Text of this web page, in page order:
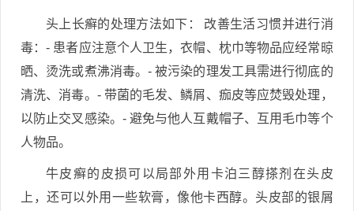
头上长癣的处理方法如下： 改善生活习惯并进行消
毒：- 患者应注意个人卫生，衣帽、枕巾等物品应经常晾
晒、烫洗或煮沸消毒。- 被污染的理发工具需进行彻底的
清洗、消毒。- 带菌的毛发、鳞屑、痂皮等应焚毁处理，
以防止交叉感染。- 避免与他人互戴帽子、互用毛巾等个
人物品。
牛皮癣的皮损可以局部外用卡泊三醇搽剂在头皮
上，还可以外用一些软膏，像他卡西醇。头皮部的银屑